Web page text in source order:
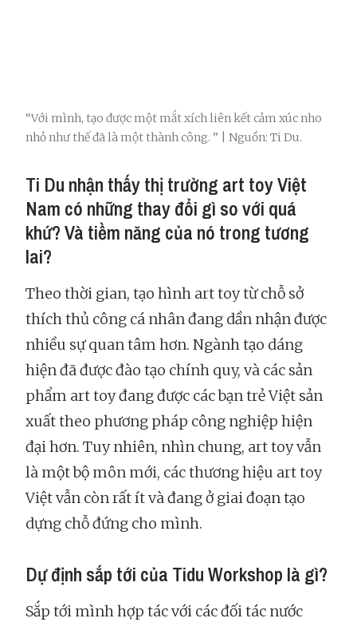
“Với mình, tạo được một mắt xích liên kết cảm xúc nho
nhỏ như thế đã là một thành công. ” | Nguồn: Ti Du.
Ti Du nhận thấy thị trường art toy Việt
Nam có những thay đổi gì so với quá
khứ? Và tiềm năng của nó trong tương
lai?
Theo thời gian, tạo hình art toy từ chỗ sở
thích thủ công cá nhân đang dần nhận được
nhiều sự quan tâm hơn. Ngành tạo dáng
hiện đã được đào tạo chính quy, và các sản
phẩm art toy đang được các bạn trẻ Việt sản
xuất theo phương pháp công nghiệp hiện
đại hơn. Tuy nhiên, nhìn chung, art toy vẫn
là một bộ môn mới, các thương hiệu art toy
Việt vẫn còn rất ít và đang ở giai đoạn tạo
dựng chỗ đứng cho mình.
Dự định sắp tới của Tidu Workshop là gì?
Sắp tới mình hợp tác với các đối tác nước